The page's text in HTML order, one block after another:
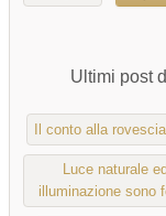
Ultimi post
Il conto alla
Luce naturale
illuminazione sono